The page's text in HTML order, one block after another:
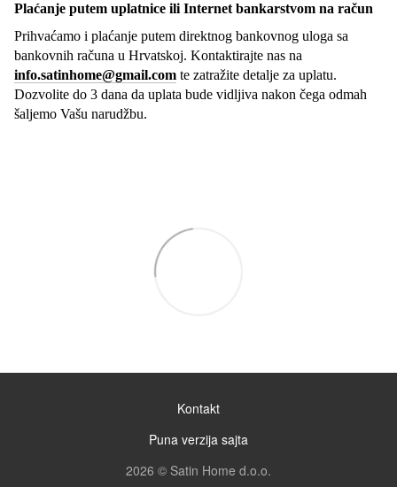
Plaćanje putem uplatnice ili Internet bankarstvom na račun
Prihvaćamo i plaćanje putem direktnog bankovnog uloga sa
bankovnih računa u Hrvatskoj. Kontaktirajte nas na
info.satinhome@gmail.com te zatražite detalje za uplatu.
Dozvolite do 3 dana da uplata bude vidljiva nakon čega odmah
šaljemo Vašu narudžbu.
Kontakt
Puna verzija sajta
2026 © Satin Home d.o.o.